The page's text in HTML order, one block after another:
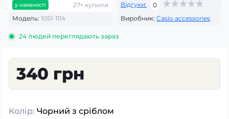
у наявності 27+ купили Відгуки:
0
Модель: 1051-1114 Виробник: Casio accessories
24 людей переглядають зараз
340 грн
Колір: Чорний з сріблом